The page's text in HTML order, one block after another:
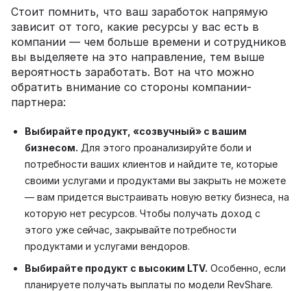
Стоит помнить, что ваш заработок напрямую
зависит от того, какие ресурсы у вас есть в
компании — чем больше времени и сотрудников
вы выделяете на это направление, тем выше
вероятность заработать. Вот на что можно
обратить внимание со стороны компании-
партнера:
Выбирайте продукт, «созвучный» с вашим
бизнесом. Для этого проанализируйте боли и
потребности ваших клиентов и найдите те, которые
своими услугами и продуктами вы закрыть не можете
— вам придется выстраивать новую ветку бизнеса, на
которую нет ресурсов. Чтобы получать доход с
этого уже сейчас, закрывайте потребности
продуктами и услугами вендоров.
Выбирайте продукт с высоким LTV. Особенно, если
планируете получать выплаты по модели RevShare.